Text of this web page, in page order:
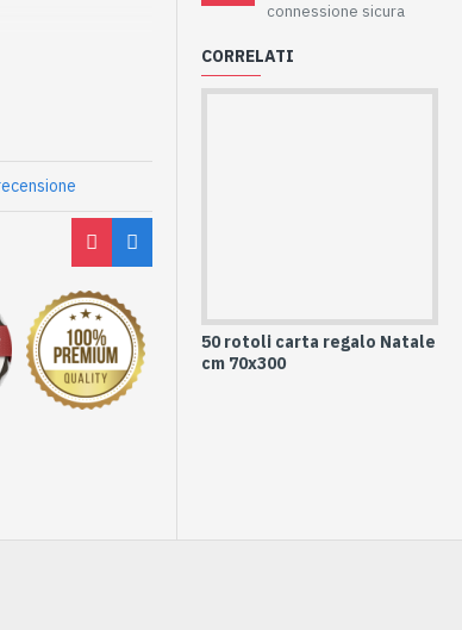
connessione sicura
CORRELATI
50 rotoli carta regalo Natale
cm 70x300